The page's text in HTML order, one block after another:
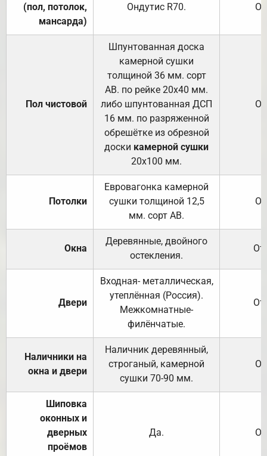
(пол, потолок,
мансарда)
Ондутис R70.
Пол чистовой
Шпунтованная доска
камерной сушки
толщиной 36 мм. сорт
АВ. по рейке 20х40 мм.
либо шпунтованная ДСП
16 мм. по разряженной
обрешётке из обрезной
доски камерной сушки
20х100 мм.
Потолки
Евровагонка камерной
сушки толщиной 12,5
мм. сорт АВ.
Окна
Деревянные, двойного
остекления.
Двери
Входная- металлическая,
утеплённая (Россия).
Межкомнатные-
филёнчатые.
Наличники на
окна и двери
Наличник деревянный,
строганый, камерной
сушки 70-90 мм.
Шиповка
оконных и
дверных
проёмов
Да.